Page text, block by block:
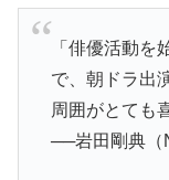
「俳優活動を
で、朝ドラ出
周囲がとても
──岩田剛典（